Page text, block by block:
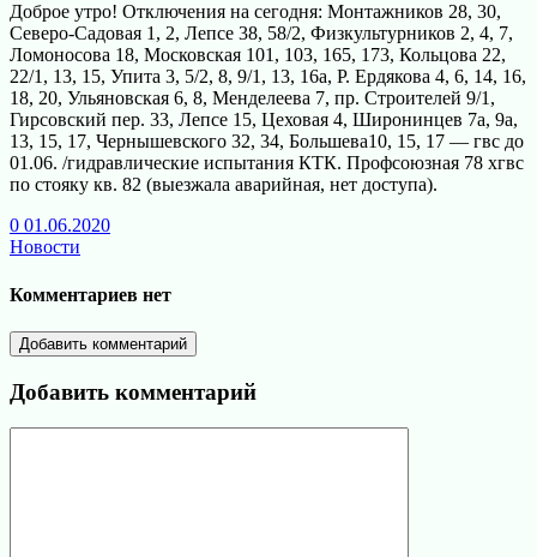
Доброе утро! Отключения на сегодня: Монтажников 28, 30,
Северо-Садовая 1, 2, Лепсе 38, 58/2, Физкультурников 2, 4, 7,
Ломоносова 18, Московская 101, 103, 165, 173, Кольцова 22,
22/1, 13, 15, Упита 3, 5/2, 8, 9/1, 13, 16а, Р. Ердякова 4, 6, 14, 16,
18, 20, Ульяновская 6, 8, Менделеева 7, пр. Строителей 9/1,
Гирсовский пер. 33, Лепсе 15, Цеховая 4, Широнинцев 7а, 9а,
13, 15, 17, Чернышевского 32, 34, Большева10, 15, 17 — гвс до
01.06. /гидравлические испытания КТК. Профсоюзная 78 хгвс
по стояку кв. 82 (выезжала аварийная, нет доступа).
0 01.06.2020
Новости
Комментариев нет
Добавить комментарий
Добавить комментарий